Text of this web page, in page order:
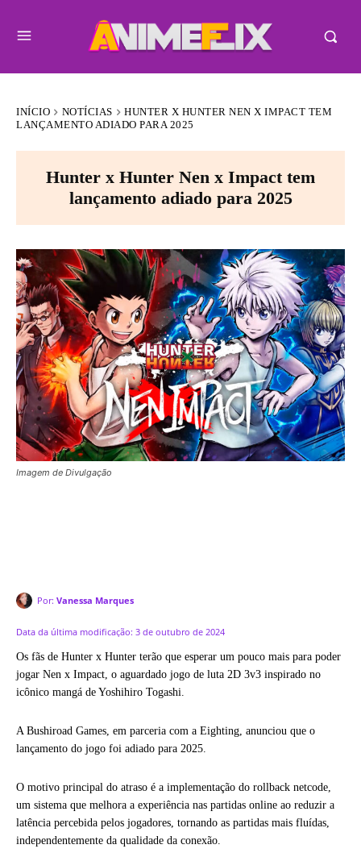
INÍCIO NOTÍCIAS
HUNTER X HUNTER NEN X IMPACT TEM
LANÇAMENTO ADIADO PARA 2025
Hunter x Hunter Nen x Impact tem
lançamento adiado para 2025
Imagem de Divulgação
Por: Vanessa Marques
Data da última modificação: 3 de outubro de 2024
Os fãs de Hunter x Hunter terão que esperar um pouco mais para poder
jogar Nen x Impact, o aguardado jogo de luta 2D 3v3 inspirado no
icônico mangá de Yoshihiro Togashi.
A Bushiroad Games, em parceria com a Eighting, anunciou que o
lançamento do jogo foi adiado para 2025.
O motivo principal do atraso é a implementação do rollback netcode,
um sistema que melhora a experiência nas partidas online ao reduzir a
latência percebida pelos jogadores, tornando as partidas mais fluídas,
independentemente da qualidade da conexão.